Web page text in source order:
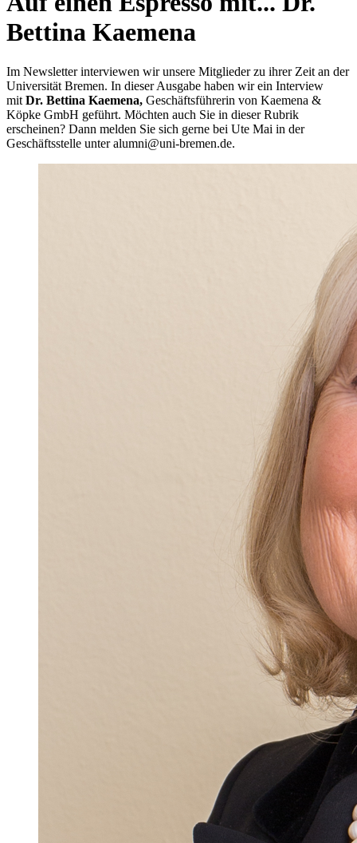
Bettina Kaemena
Im Newsletter interviewen wir unsere Mitglieder zu ihrer Zeit an der
Universität Bremen. In dieser Ausgabe haben wir ein Interview
mit Dr. Bettina Kaemena, Geschäftsführerin von Kaemena &
Köpke GmbH geführt. Möchten auch Sie in dieser Rubrik
erscheinen? Dann melden Sie sich gerne bei Ute Mai in der
Geschäftsstelle unter alumni@uni-bremen.de.